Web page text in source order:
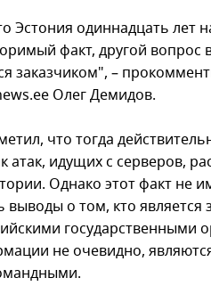
Эстония одиннадцать лет
факт, другой вопрос
заказчиком", –
Олег Демидов.
что тогда
атак, идущих с серверов,
Однако этот факт не
выводы о том, кто является
государственными
не очевидно,